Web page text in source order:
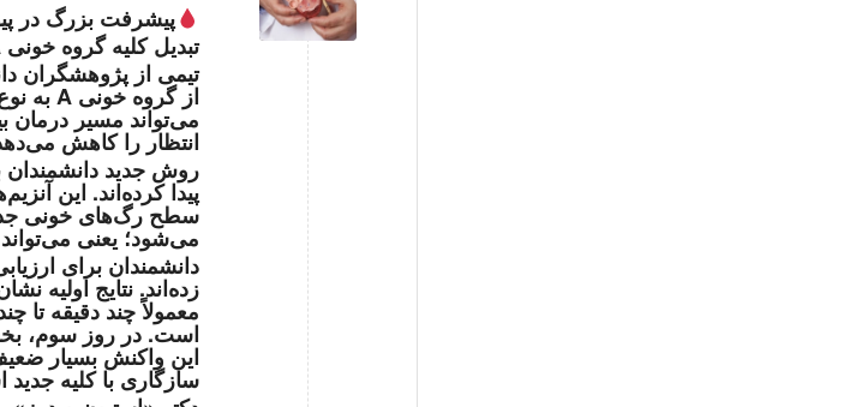
پیشرفت بزرگ در
تبدیل کلیه گروه خونی A به O برای اولین بار در انسان
می‌تواند مسیر درمان
انتظار را کاهش
روش جدید دانشمندان
پیدا کرده‌اند. این
می‌شود؛ یعنی
دانشمندان برای
زده‌اند. نتایج اولیه
معمولاً چند دقیقه
است. در روز سوم،
این واکنش بسیار
سازگاری با کلیه